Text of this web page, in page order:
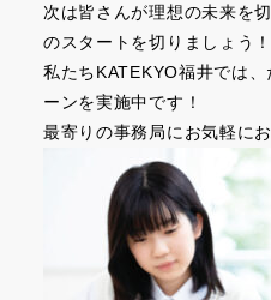
次は皆さんが理想の未来を
のスタートを切りましょう！
私たちKATEKYO福井では
ーンを実施中です！
最寄りの事務局にお気軽に